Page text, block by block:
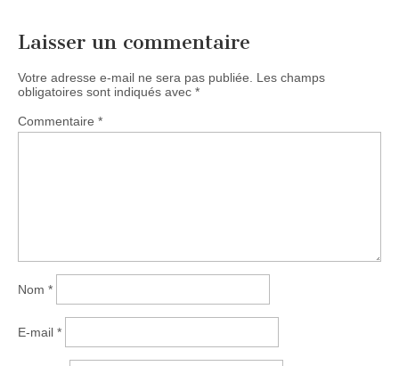
Laisser un commentaire
Votre adresse e-mail ne sera pas publiée.
Les champs
obligatoires sont indiqués avec *
Commentaire *
Nom *
E-mail *